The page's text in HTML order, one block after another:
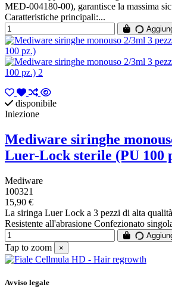
MED-004180-00), garantisce la massima
Caratteristiche principali:...
disponibile
Iniezione
Mediware siringhe
Luer-Lock sterile (PU 100
Mediware
100321
15,90 €
La siringa Luer Lock a 3 pezzi di alta
Resistente all'abrasione Confezionato
Tap to zoom ×
Avviso legale